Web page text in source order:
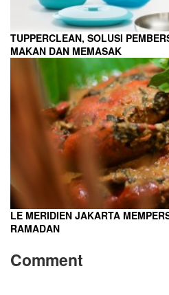
TUPPERCLEAN, SOLUSI
MAKAN DAN MEMASAK
LE MERIDIEN JAKARTA
RAMADAN
Comment